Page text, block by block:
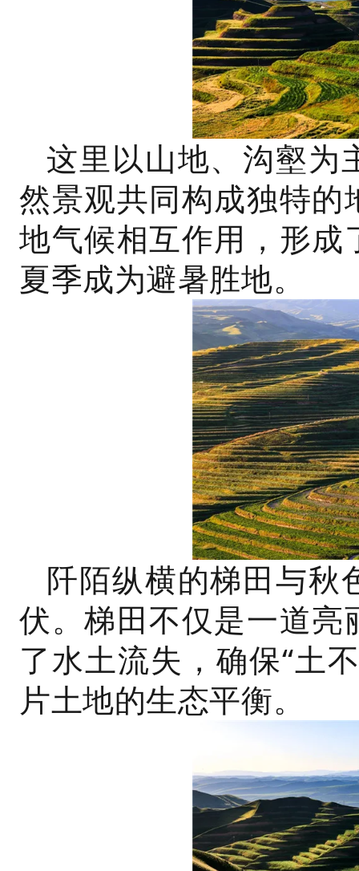
这里以山地、沟壑为
然景观共同构成独特
地气候相互作用，形
夏季成为避暑胜地。
阡陌纵横的梯田与秋
伏。梯田不仅是一道
了水土流失，确保“土
片土地的生态平衡。